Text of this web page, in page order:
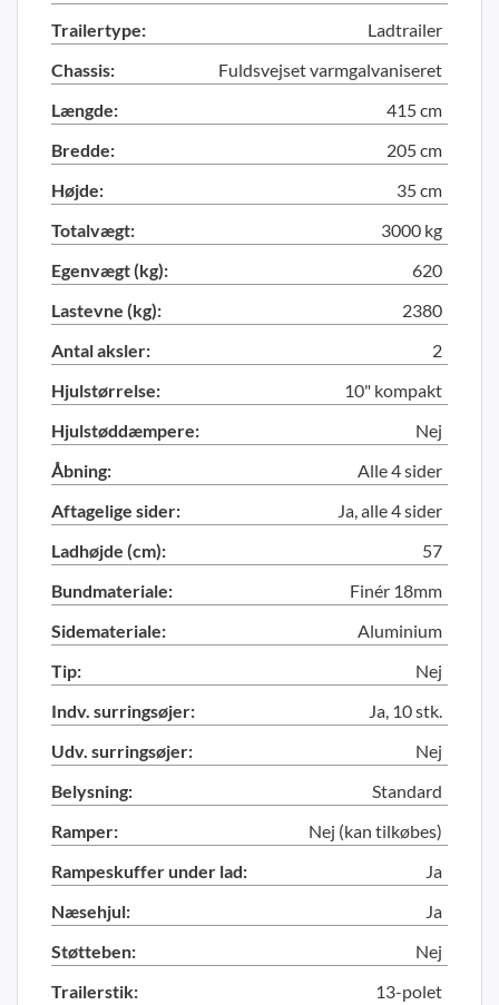
Trailertype:
Ladtrailer
Chassis:
Fuldsvejset varmgalvaniseret
Længde:
415 cm
Bredde:
205 cm
Højde:
35 cm
Totalvægt:
3000 kg
Egenvægt (kg):
620
Lastevne (kg):
2380
Antal aksler:
2
Hjulstørrelse:
10" kompakt
Hjulstøddæmpere:
Nej
Åbning:
Alle 4 sider
Aftagelige sider:
Ja, alle 4 sider
Ladhøjde (cm):
57
Bundmateriale:
Finér 18mm
Sidemateriale:
Aluminium
Tip:
Nej
Indv. surringsøjer:
Ja, 10 stk.
Udv. surringsøjer:
Nej
Belysning:
Standard
Ramper:
Nej (kan tilkøbes)
Rampeskuffer under lad:
Ja
Næsehjul:
Ja
Støtteben:
Nej
Trailerstik:
13-polet